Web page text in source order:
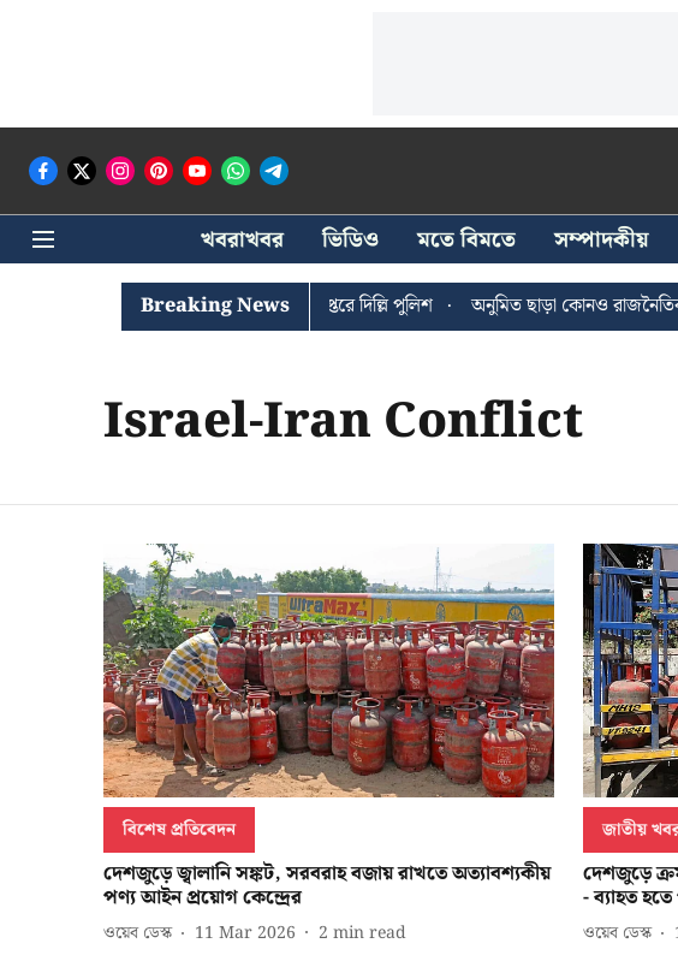
খবরাখবর ভিডিও মতে বিমতে সম্পাদকীয়
Breaking News
ঐশী ঘোষের খোঁজে সিপিআইএম সদর দপ্তরে দিল্লি পুলিশ অনুমিত ছাড়া কোনও রাজনৈতিক
Israel-Iran Conflict
বিশেষ প্রতিবেদন
দেশজুড়ে জ্বালানি সঙ্কট, সরবরাহ বজায় রাখতে অত্যাবশ্যকীয়
পণ্য আইন প্রয়োগ কেন্দ্রের
ওয়েব ডেস্ক 11 Mar 2026 2 min read
জাতীয়
দেশজুড়ে
- ব্যাহত
ওয়েব ডেস্ক